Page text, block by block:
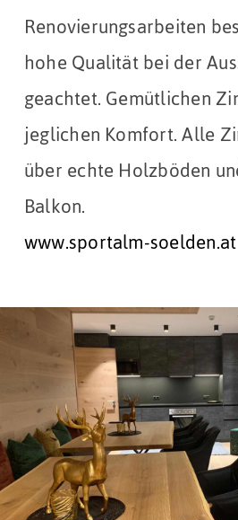
Renovierungsarbeiten
hohe Qualität bei der
geachtet. Gemütlichen
jeglichen Komfort. Alle
über echte Holzböden
Balkon.
www.sportalm-soelden.at